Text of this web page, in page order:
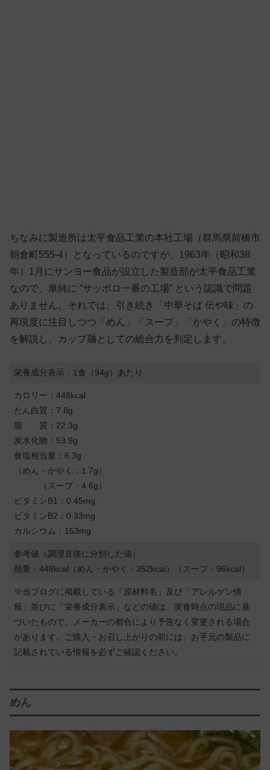
ちなみに製造所は太平食品工業の本社工場（群馬県前橋市
朝倉町555-4）となっているのですが、1963年（昭和38
年）1月にサンヨー食品が設立した製造部が太平食品工業
なので、単純に “サッポロ一番の工場” という認識で問題
ありません。それでは、引き続き「中華そば 伝や味」の
再現度に注目しつつ「めん」「スープ」「かやく」の特徴
を解説し、カップ麺としての総合力を判定します。
栄養成分表示：1食（94g）あたり
カロリー：448kcal
たん白質：7.8g
脂 質：22.3g
炭水化物：53.9g
食塩相当量：6.3g
（めん・かやく：1.7g）
（スープ：4.6g）
ビタミンB1：0.45mg
ビタミンB2：0.33mg
カルシウム：153mg
参考値（調理直後に分別した値）
熱量：448kcal（めん・かやく：352kcal）（スープ：96kcal）
※当ブログに掲載している「原材料名」及び「アレルゲン情
報」並びに「栄養成分表示」などの値は、実食時点の現品に基
づいたもので、メーカーの都合により予告なく変更される場合
があります。ご購入・お召し上がりの前には、お手元の製品に
記載されている情報を必ずご確認ください。
めん